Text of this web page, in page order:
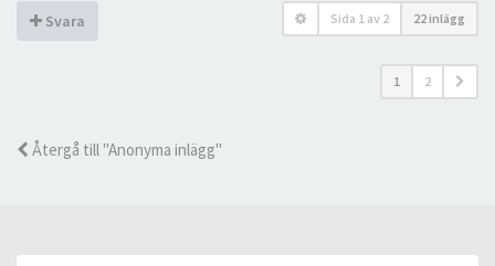
Svara Sida 1 av 2 22 inlägg
1 2
Återgå till "Anonyma inlägg"